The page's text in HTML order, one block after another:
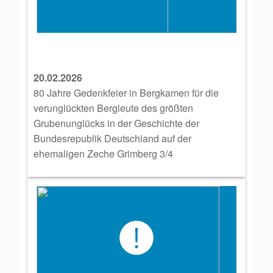
20.02.2026
80 Jahre Gedenkfeier in Bergkamen für die
verunglückten Bergleute des größten
Grubenunglücks in der Geschichte der
Bundesrepublik Deutschland auf der
ehemaligen Zeche Grimberg 3/4